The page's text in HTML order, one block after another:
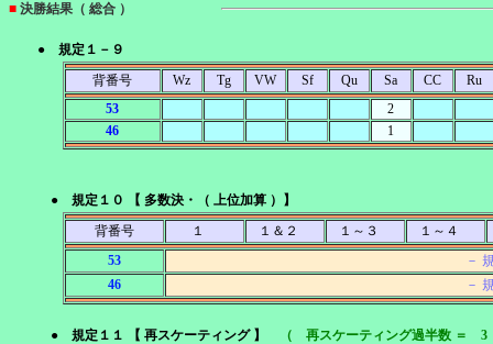
■ 決勝結果（ 総合 ）
● 規定１－９
背番号
Wz Tg VW Sf Qu Sa CC
Ru
53
2
46
1
● 規定１０ 【 多数決・（ 上位加算 ）】
背番号
１ １＆２ １～３
１～４
53
－
46
－
● 規定１１ 【 再スケーティング 】
（ 再スケーティング過半数 ＝